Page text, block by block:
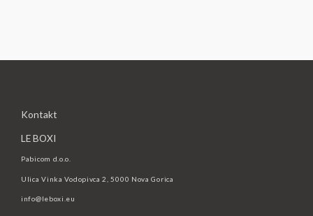
Kontakt
LE BOXI
Pabicom d.o.o.
Ulica Vinka Vodopivca 2, 5000 Nova Gorica
info@leboxi.eu